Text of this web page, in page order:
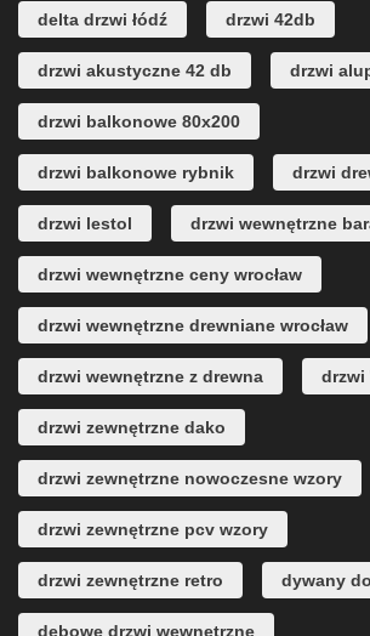
delta drzwi łódź drzwi 42db
drzwi akustyczne 42 db drzwi
drzwi balkonowe 80x200
drzwi balkonowe rybnik drzwi
drzwi lestol drzwi wewnętrzne
drzwi wewnętrzne ceny wrocław
drzwi wewnętrzne drewniane wrocław
drzwi wewnętrzne z drewna drzwi
drzwi zewnętrzne dako
drzwi zewnętrzne nowoczesne wzory
drzwi zewnętrzne pcv wzory
drzwi zewnętrzne retro dywany
dębowe drzwi wewnętrzne